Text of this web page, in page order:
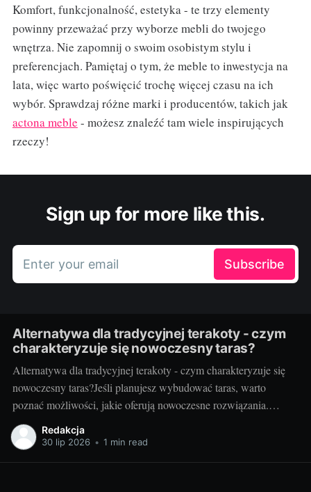
Komfort, funkcjonalność, estetyka - te trzy elementy
powinny przeważać przy wyborze mebli do twojego
wnętrza. Nie zapomnij o swoim osobistym stylu i
preferencjach. Pamiętaj o tym, że meble to inwestycja na
lata, więc warto poświęcić trochę więcej czasu na ich
wybór. Sprawdzaj różne marki i producentów, takich jak
actona meble - możesz znaleźć tam wiele inspirujących
rzeczy!
Sign up for more like this.
Enter your email Subscribe
Alternatywa dla tradycyjnej terakoty - czym
charakteryzuje się nowoczesny taras?
Alternatywa dla tradycyjnej terakoty - czym charakteryzuje się
nowoczesny taras?Jeśli planujesz wybudować taras, warto
poznać możliwości, jakie oferują nowoczesne rozwiązania.
Można przecież zdecydować się na coś więcej niż tylko
tradycyjną terakotę. Ale jak wygląda nowoczesny taras i dlaczego
Redakcja
30 lip 2026 • 1 min read